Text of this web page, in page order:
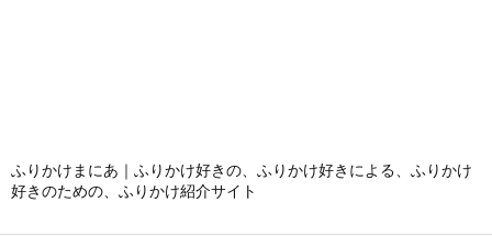
ふりかけまにあ｜ふりかけ好きの、ふりかけ好きによる、ふりかけ
好きのための、ふりかけ紹介サイト